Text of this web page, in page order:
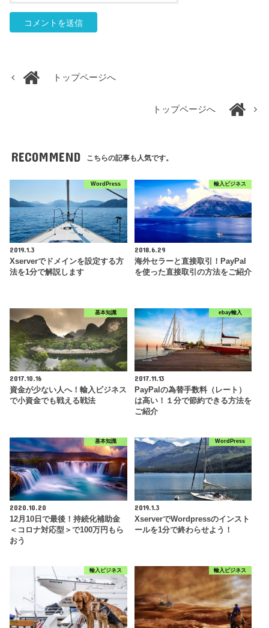
トップページへ
トップページへ
RECOMMEND こちらの記事も人気です。
WordPress
2019.1.3
Xserverでドメインを設定する方
法を1分で解説します
輸入ビジネス
2018.6.29
海外セラーと直接取引！PayPal
を使った直接取引の方法をご紹介
基本知識
2017.10.16
資金が少ない人へ！輸入ビジネス
で小資金でも戦える戦法
ebay輸入
2017.11.13
PayPalの為替手数料（レート）
は高い！１分で節約できる方法を
ご紹介
基本知識
2020.10.20
12月10日で最後！持続化補助金
＜コロナ対応型＞で100万円もら
おう
WordPress
2019.1.3
XserverでWordpressのインスト
ールを1分で終わらせよう！
輸入ビジネス 輸入ビジネス